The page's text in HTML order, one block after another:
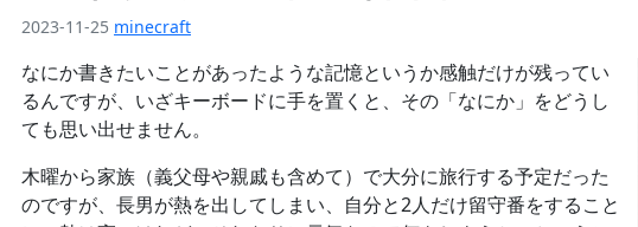
2023-11-25 minecraft
なにか書きたいことがあったような記憶というか感触だけが残ってい
るんですが、いざキーボードに手を置くと、その「なにか」をどうし
ても思い出せません。
木曜から家族（義父母や親戚も含めて）で大分に旅行する予定だった
のですが、長男が熱を出してしまい、自分と2人だけ留守番をすること